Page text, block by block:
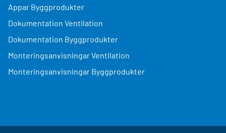
Appar Byggprodukter
Dokumentation Ventilation
Dokumentation Byggprodukter
Monteringsanvisningar Ventilation
Monteringsanvisningar Byggprodukter